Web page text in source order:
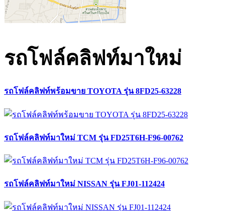
รถโฟล์คลิฟท์มาใหม่
รถโฟล์คลิฟท์พร้อมขาย TOYOTA รุ่น 8FD25-63228
รถโฟล์คลิฟท์มาใหม่ TCM รุ่น FD25T6H-F96-00762
รถโฟล์คลิฟท์มาใหม่ NISSAN รุ่น FJ01-112424